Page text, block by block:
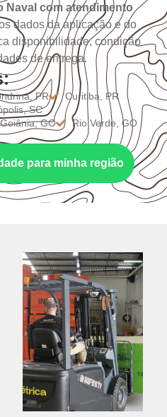
Naval com atendimento
dados da aplicação e do
disponibilidade, condição
de entrega.
PR
Curitiba, PR
SC
Goiânia, GO
Rio Verde, GO
para minha região